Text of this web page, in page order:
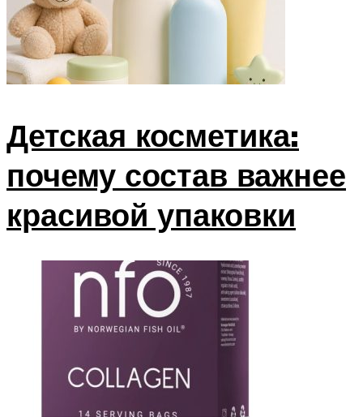
Детская косметика:
почему состав важнее
красивой упаковки